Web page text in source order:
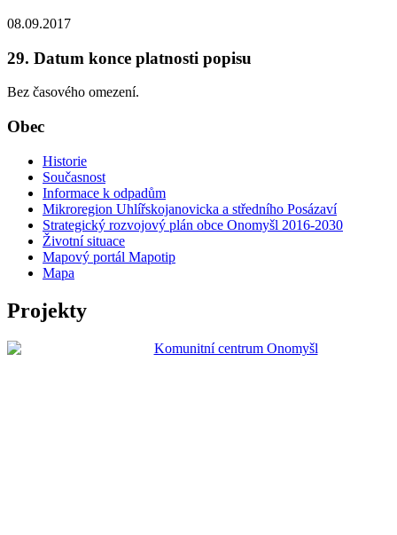
08.09.2017
29. Datum konce platnosti popisu
Bez časového omezení.
Obec
Historie
Současnost
Informace k odpadům
Mikroregion Uhlířskojanovicka a středního Posázaví
Strategický rozvojový plán obce Onomyšl 2016-2030
Životní situace
Mapový portál Mapotip
Mapa
Projekty